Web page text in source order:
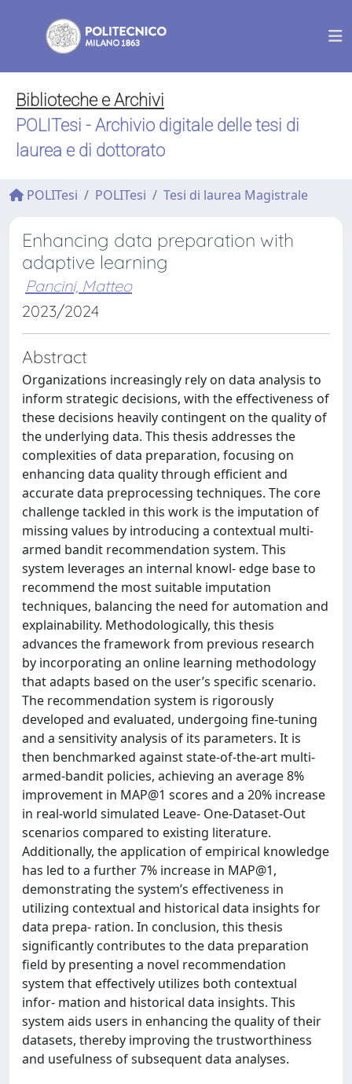
Biblioteche e Archivi
POLITesi - Archivio digitale delle tesi di
laurea e di dottorato
POLITesi POLITesi Tesi di laurea Magistrale
Enhancing data preparation with
adaptive learning
Pancini, Matteo
2023/2024
Abstract
Organizations increasingly rely on data analysis to
inform strategic decisions, with the effectiveness of
these decisions heavily contingent on the quality of
the underlying data. This thesis addresses the
complexities of data preparation, focusing on
enhancing data quality through efficient and
accurate data preprocessing techniques. The core
challenge tackled in this work is the imputation of
missing values by introducing a contextual multi-
armed bandit recommendation system. This
system leverages an internal knowl- edge base to
recommend the most suitable imputation
techniques, balancing the need for automation and
explainability. Methodologically, this thesis
advances the framework from previous research
by incorporating an online learning methodology
that adapts based on the user’s specific scenario.
The recommendation system is rigorously
developed and evaluated, undergoing fine-tuning
and a sensitivity analysis of its parameters. It is
then benchmarked against state-of-the-art multi-
armed-bandit policies, achieving an average 8%
improvement in MAP@1 scores and a 20% increase
in real-world simulated Leave- One-Dataset-Out
scenarios compared to existing literature.
Additionally, the application of empirical knowledge
has led to a further 7% increase in MAP@1,
demonstrating the system’s effectiveness in
utilizing contextual and historical data insights for
data prepa- ration. In conclusion, this thesis
significantly contributes to the data preparation
field by presenting a novel recommendation
system that effectively utilizes both contextual
infor- mation and historical data insights. This
system aids users in enhancing the quality of their
datasets, thereby improving the trustworthiness
and usefulness of subsequent data analyses.